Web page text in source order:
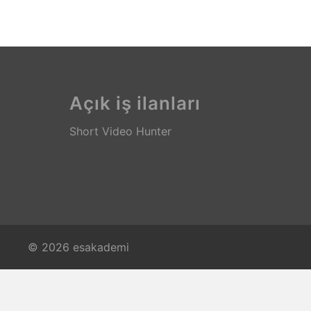
Açık iş ilanları
Short Video Hunter
© 2026 esakademi